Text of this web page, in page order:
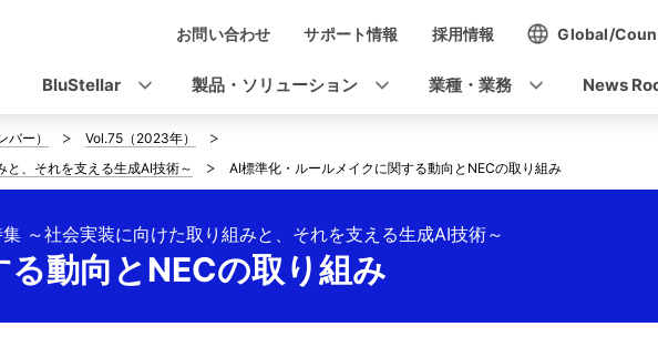
ゲ
ー
ョ
ン
お問い合わせ サポート情報 採用情報 Global/
BluStellar 製品・ソリューション 業種・業務 News
ー）
Vol.75（2023年）
、それを支える生成AI技術～
AI標準化・ルールメイクに関する動向とNECの取り組み
動向とNECの取り組み
～社会実装に向けた取り組みと、それを支える生成AI技術～